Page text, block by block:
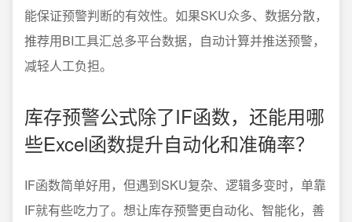
能保证预警判断的有效性。如果SKU众多、数据分散，
推荐用BI工具汇总多平台数据，自动计算并推送预警，
减轻人工负担。
库存预警公式除了IF函数，还能用哪
些Excel函数提升自动化和准确率？
IF函数简单好用，但遇到SKU复杂、逻辑多变时，单靠
IF就有些吃力了。想让库存预警更自动化、智能化，善